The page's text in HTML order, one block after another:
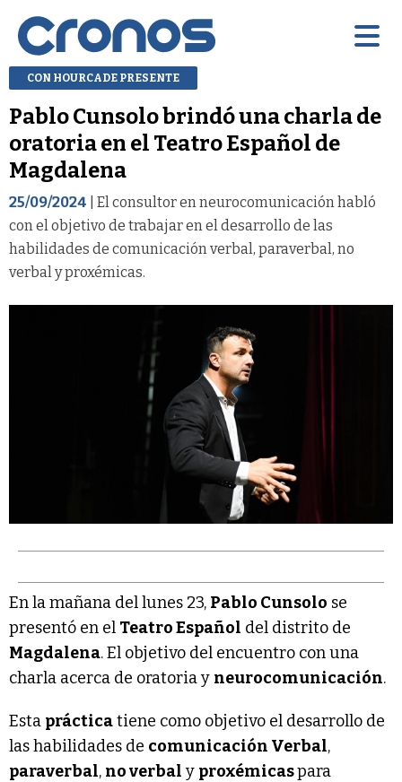
CON HOURCADE PRESENTE
Pablo Cunsolo brindó una charla de
oratoria en el Teatro Español de
Magdalena
25/09/2024 | El consultor en neurocomunicación habló
con el objetivo de trabajar en el desarrollo de las
habilidades de comunicación verbal, paraverbal, no
verbal y proxémicas.
En la mañana del lunes 23, Pablo Cunsolo se
presentó en el Teatro Español del distrito de
Magdalena. El objetivo del encuentro con una
charla acerca de oratoria y neurocomunicación.
Esta prácticatiene como objetivo el desarrollo de
las habilidades de comunicación Verbal,
paraverbal, no verbal y proxémicaspara